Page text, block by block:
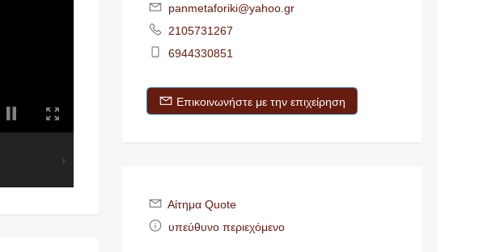
panmetaforiki@yahoo.gr
2105731267
6944330851
Επικοινωνήστε με την επιχείρηση
Αίτημα Quote
υπεύθυνο περιεχόμενο